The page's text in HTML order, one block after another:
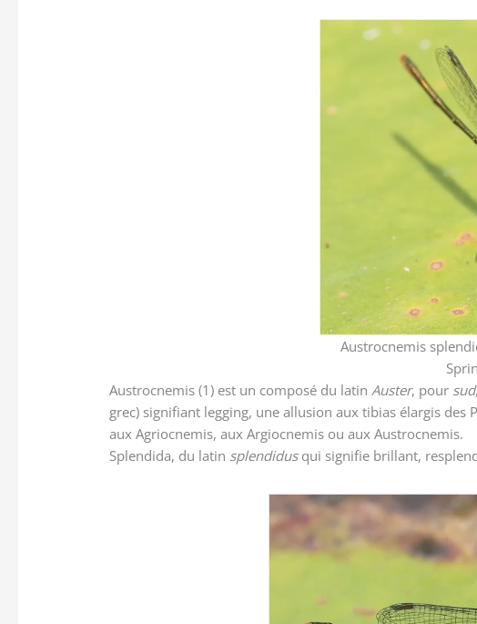
Austrocnemis
Austrocnemis (1) est un composé du latin Auster, pour sud
grec) signifiant legging, une allusion aux tibias élargis
aux Agriocnemis, aux Argiocnemis ou aux Austrocnemis.
Splendida, du latin splendidusqui signifie brillant,